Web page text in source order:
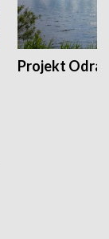
Projekt Odra